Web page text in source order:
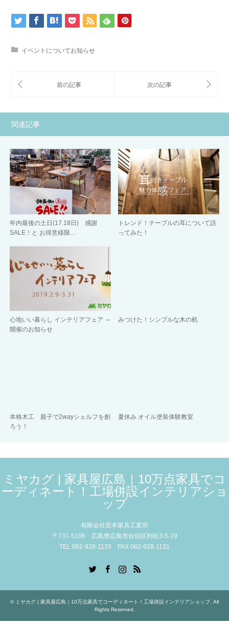
イベントについてお知らせ
関連記事
年内最後の土日(17.18日) 感謝
SALE！と お得意様限…
トレンド！テーブルの耳について語
ってみた！
心地いい暮らし インテリアフェア ～
開催のお知らせ
みつけた！シンプルな木の机
本格木工 親子で2wayシェルフを創
ろう！
夏休み オイル塗装体験教室
ミヤカグ | 家具屋広島｜10万点家具でコ
ーディネート！工場併設インテリアショ
ップ
有限会社宮本家具工業所
〒731-5106 広島県広島市佐伯区利松3-5-19
TEL 082-928-1133 FAX 082-928-1131
RSS
© ミヤカグ | 家具屋広島｜10万点家具でコーディネート！工場併設インテリアショップ. All
Rights Reserved.